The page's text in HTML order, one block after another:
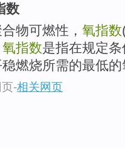
数
物可燃性， 氧指数
氧指数是指在规定
燃烧所需的最低
-相关网页